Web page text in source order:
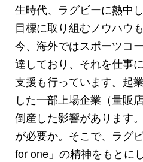
生時代、ラグビーに熱中
目標に取り組むノウハウ
今、海外ではスポーツコ
達しており、それを仕事
支援も行っています。起
した一部上場企業（量販
倒産した影響があります
が必要か。そこで、ラグ
for one」の精神をもとに